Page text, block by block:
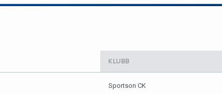
KLUBB
Sportson CK